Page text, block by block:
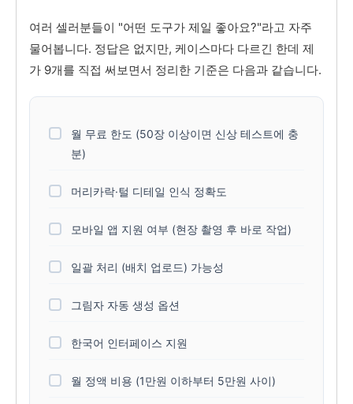
여러 셀러분들이 "어떤 도구가 제일 좋아요?"라고 자주
물어봅니다. 정답은 없지만, 케이스마다 다르긴 한데 제
가 9개를 직접 써보면서 정리한 기준은 다음과 같습니다.
월 무료 한도 (50장 이상이면 신상 테스트에 충
분)
머리카락·털 디테일 인식 정확도
모바일 앱 지원 여부 (현장 촬영 후 바로 작업)
일괄 처리 (배치 업로드) 가능성
그림자 자동 생성 옵션
한국어 인터페이스 지원
월 정액 비용 (1만원 이하부터 5만원 사이)